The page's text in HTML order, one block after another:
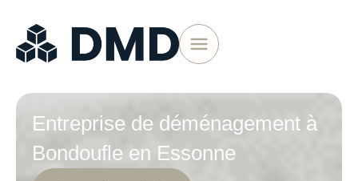
Entreprise de déménagement à
Bondoufle en Essonne